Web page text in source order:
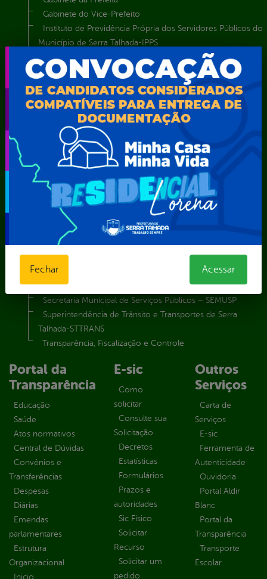
Gabinete do Vice-Prefeito
Instituto de Previdência Própria dos Servidores Públicos do
Município de Serra Talhada-IPPS
Obras e Infraestrutura
Procuradoria Geral do Município
Secretaria de Comunicação Social e Audiovisual
Secretaria de Desenvolvimento Econômico e Turismo
Secretaria de Iluminação Pública e Energia Elétrica
Secretaria Municipal da Mulher – SEMU
Secretaria Municipal de Administração – SAD
Secretaria Municipal de Agricultura e Recursos Hídricos –
SEMARH / Secretaria de Agricultura Familiar – SEMAF
Secretaria Municipal de Educação – SEST
Secretaria Municipal de Esporte e Lazer – SEMEL
Secretaria Municipal de Finanças – SECFIN
Secretaria Municipal de Governo – SEGOV
Secretaria Municipal de Meio Ambiente – SEMA
Secretaria Municipal de Planejamento e Gestão – SEPLAG
Secretaria Municipal de Relações Institucionais – SEMRI
Secretaria Municipal de Saúde – SMS
Secretaria Municipal de Serviços Públicos – SEMUSP
Superintendência de Trânsito e Transportes de Serra
Talhada-STTRANS
Transparência, Fiscalização e Controle
Portal da
Transparência
Educação
Saúde
Atos normativos
Central de Dúvidas
Convênios e
Transferências
Despesas
Diárias
Emendas
parlamentares
Estrutura
Organizacional
Inicio
E-sic
Como
solicitar
Consulte sua
Solicitação
Decretos
Estatísticas
Formulários
Prazos e
autoridades
Sic Físico
Solicitar
Recurso
Solicitar um
pedido
Outros
Serviços
Carta de
Serviços
E-sic
Ferramenta de
Autenticidade
Ouvidoria
Portal Aldir
Blanc
Portal da
Transparência
Transporte
Escolar
Fechar Acessar